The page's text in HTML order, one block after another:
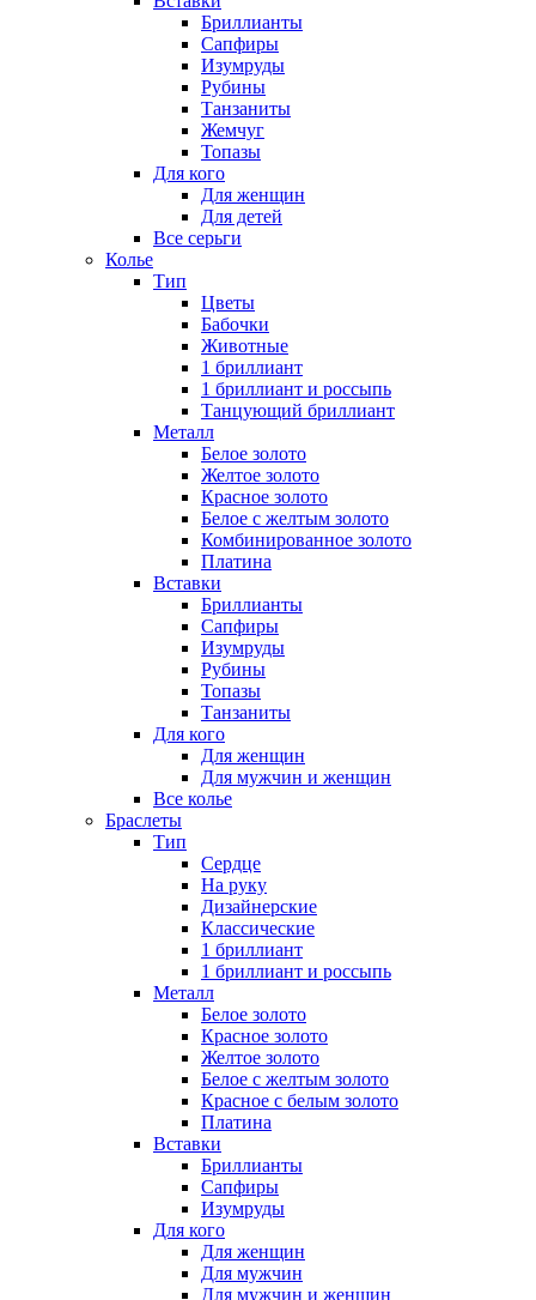
Бриллианты
Сапфиры
Изумруды
Рубины
Танзаниты
Жемчуг
Топазы
Для кого
Для женщин
Для детей
Все серьги
Колье
Тип
Цветы
Бабочки
Животные
1 бриллиант
1 бриллиант и россыпь
Танцующий бриллиант
Металл
Белое золото
Желтое золото
Красное золото
Белое с желтым золото
Комбинированное золото
Платина
Вставки
Бриллианты
Сапфиры
Изумруды
Рубины
Топазы
Танзаниты
Для кого
Для женщин
Для мужчин и женщин
Все колье
Браслеты
Тип
Сердце
На руку
Дизайнерские
Классические
1 бриллиант
1 бриллиант и россыпь
Металл
Белое золото
Красное золото
Желтое золото
Белое с желтым золото
Красное с белым золото
Платина
Вставки
Бриллианты
Сапфиры
Изумруды
Для кого
Для женщин
Для мужчин
Для мужчин и женщин